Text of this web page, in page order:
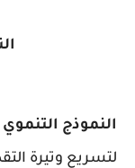
النموذج
التنموي الجديد
وتيرة التقدم